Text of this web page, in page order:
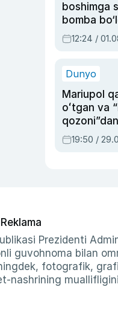
boshimga
bomba
Oripovni
12:24 /
Dunyo
Mariupol
oʻtgan va
qahramon
armiyasi
19:50 /
Reklama
Prezidenti
guvohnoma bilan
fotografik,
nashrining